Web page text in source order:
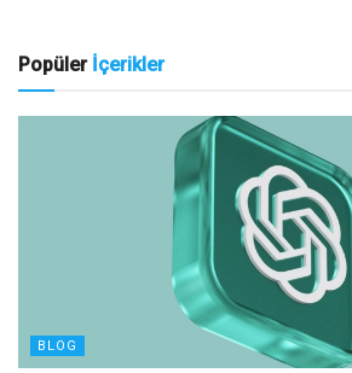
Popüler İçerikler
BLOG